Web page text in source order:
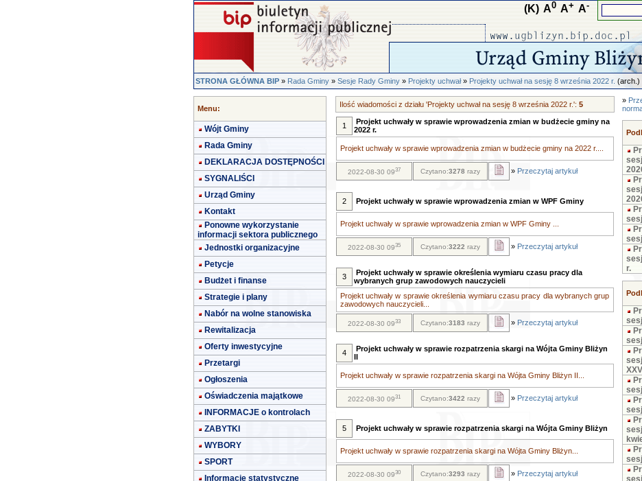
(K) A0 A+ A-
STRONA GŁÓWNA BIP»Rada Gminy»Sesje Rady Gminy»Projekty uchwał»Projekty uchwał na sesję 8 września 2022 r.(arch.)
Menu:
Wójt Gminy
Rada Gminy
DEKLARACJA DOSTĘPNOŚCI
SYGNALIŚCI
Urząd Gminy
Kontakt
Ponowne wykorzystanie
informacji sektora publicznego
Jednostki organizacyjne
Petycje
Budżet i finanse
Strategie i plany
Nabór na wolne stanowiska
Rewitalizacja
Oferty inwestycyjne
Przetargi
Ogłoszenia
Oświadczenia majątkowe
INFORMACJE o kontrolach
ZABYTKI
WYBORY
SPORT
Informacje statystyczne
Ilość wiadomości z działu 'Projekty uchwał na sesję 8 września 2022 r.': 5
1
Projekt uchwały w sprawie wprowadzenia zmian w budżecie gminy na
2022 r.
Projekt uchwały w sprawie wprowadzenia zmian w budżecie gminy na 2022 r....
2022-08-30 0937 Czytano:3278 razy » Przeczytaj artykuł
2 Projekt uchwały w sprawie wprowadzenia zmian w WPF Gminy
Projekt uchwały w sprawie wprowadzenia zmian w WPF Gminy ...
2022-08-30 0935 Czytano:3222 razy » Przeczytaj artykuł
3
Projekt uchwały w sprawie określenia wymiaru czasu pracy dla
wybranych grup zawodowych nauczycieli
Projekt uchwały w sprawie określenia wymiaru czasu pracy dla wybranych grup
zawodowych nauczycieli...
2022-08-30 0933 Czytano:3183 razy » Przeczytaj artykuł
4
Projekt uchwały w sprawie rozpatrzenia skargi na Wójta Gminy Bliżyn
II
Projekt uchwały w sprawie rozpatrzenia skargi na Wójta Gminy Bliżyn II...
2022-08-30 0931 Czytano:3422 razy » Przeczytaj artykuł
5 Projekt uchwały w sprawie rozpatrzenia skargi na Wójta Gminy Bliżyn
Projekt uchwały w sprawie rozpatrzenia skargi na Wójta Gminy Bliżyn...
2022-08-30 0930 Czytano:3293 razy » Przeczytaj artykuł
»
r.